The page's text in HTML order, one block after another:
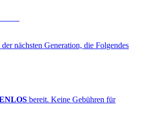
nächsten Generation, die Folgendes
bereit. Keine Gebühren für